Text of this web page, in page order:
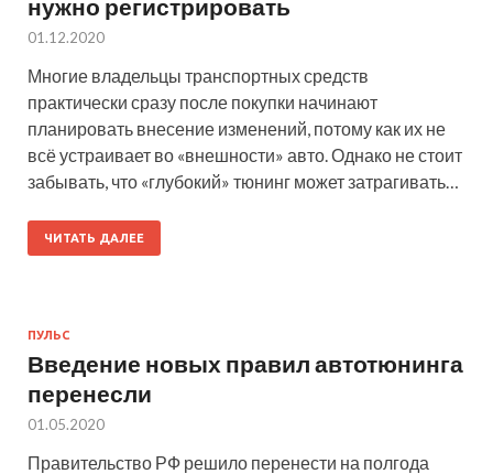
нужно регистрировать
01.12.2020
Многие владельцы транспортных средств
практически сразу после покупки начинают
планировать внесение изменений, потому как их не
всё устраивает во «внешности» авто. Однако не стоит
забывать, что «глубокий» тюнинг может затрагивать…
ЧИТАТЬ ДАЛЕЕ
ПУЛЬС
Введение новых правил автотюнинга
перенесли
01.05.2020
Правительство РФ решило перенести на полгода